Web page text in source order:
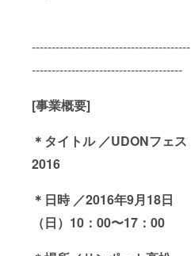
----------------------------------------
--------------------------------------
[事業概要]
＊タイトル ／UDONフェス
2016
＊日時 ／2016年9月18日
（日）10：00〜17：00